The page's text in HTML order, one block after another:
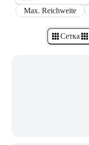
Max. Reichweite
Сетка